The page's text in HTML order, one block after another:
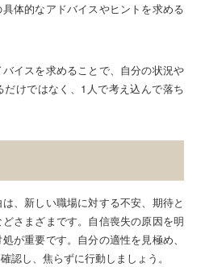
体的なアドバイスやヒントを求める
イスを求めることで、自分の状況や
けではなく、1人で考え込んで落ち
、新しい職場に対する不安、期待と
さまざまです。自信喪失の原因を明
が重要です。自分の適性を見極め、
認し、焦らずに行動しましょう。